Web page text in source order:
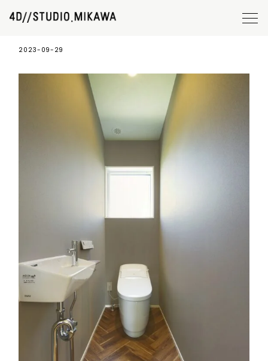
_DSC1894-1
2023-09-29